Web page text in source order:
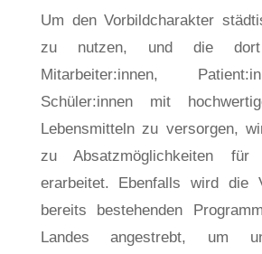
Um den Vorbildcharakter
zu nutzen, und die dort
Mitarbeiter:innen,
Schüler:innen mit
Lebensmitteln zu versorgen,
zu Absatzmöglichkeiten für
erarbeitet. Ebenfalls wird die
bereits bestehenden
Landes angestrebt, um